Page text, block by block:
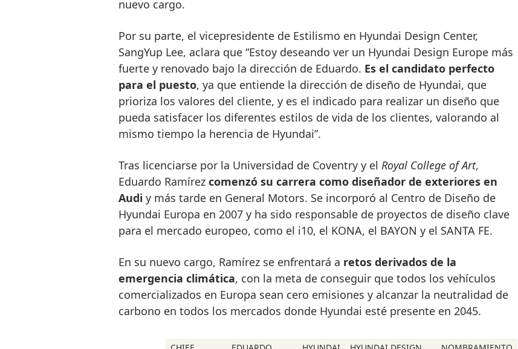
nuevo cargo.
Por su parte, el vicepresidente de Estilismo en Hyundai Design Center,
SangYup Lee, aclara que “Estoy deseando ver un Hyundai Design Europe más
fuerte y renovado bajo la dirección de Eduardo. Es el candidato perfecto
para el puesto, ya que entiende la dirección de diseño de Hyundai, que
prioriza los valores del cliente, y es el indicado para realizar un diseño que
pueda satisfacer los diferentes estilos de vida de los clientes, valorando al
mismo tiempo la herencia de Hyundai”.
Tras licenciarse por la Universidad de Coventry y el Royal College of Art,
Eduardo Ramírez comenzó su carrera como diseñador de exteriores en
Audi y más tarde en General Motors. Se incorporó al Centro de Diseño de
Hyundai Europa en 2007 y ha sido responsable de proyectos de diseño clave
para el mercado europeo, como el i10, el KONA, el BAYON y el SANTA FE.
En su nuevo cargo, Ramírez se enfrentará a retos derivados de la
emergencia climática, con la meta de conseguir que todos los vehículos
comercializados en Europa sean cero emisiones y alcanzar la neutralidad de
carbono en todos los mercados donde Hyundai esté presente en 2045.